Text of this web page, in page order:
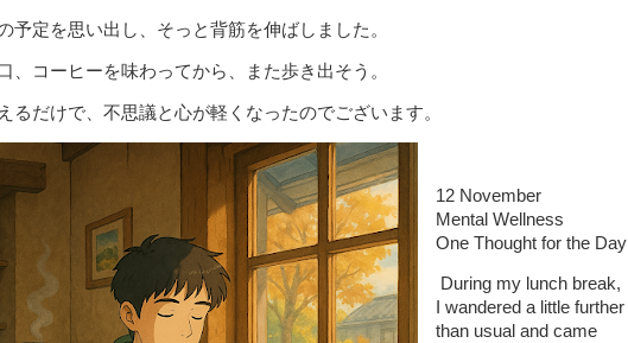
予定を思い出し、そっと背筋を伸ばしました。
、コーヒーを味わってから、また歩き出そう。
るだけで、不思議と心が軽くなったのでございます。
12 November
Mental Wellness
One Thought for the Day
During my lunch break,
I wandered a little further
than usual and came